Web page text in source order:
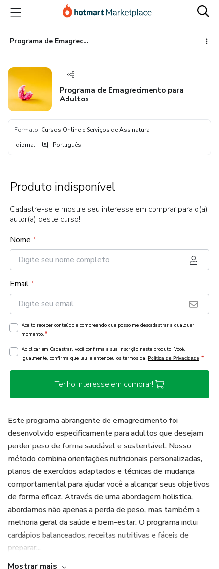
para
conteúdo
principal
para
pagamento
para
rodapé
Programa de Emagrecimento para Adultos
Programa de Emagrecimento para
Adultos
Formato: Cursos Online e Serviços de Assinatura
Idioma: Português
Produto indisponível
Cadastre-se e mostre seu interesse em comprar para o(a)
autor(a) deste curso!
Nome *
Email*
Aceito receber conteúdo e compreendo que posso me descadastrar a qualquer
momento. *
Ao clicar em Cadastrar, você confirma a sua inscrição neste produto. Você,
igualmente, confirma que leu, e entendeu os termos da Política de Privacidade *
Tenho interesse em comprar!
Este programa abrangente de emagrecimento foi
desenvolvido especificamente para adultos que desejam
perder peso de forma saudável e sustentável. Nosso
método combina orientações nutricionais personalizadas,
planos de exercícios adaptados e técnicas de mudança
comportamental para ajudar você a alcançar seus objetivos
de forma eficaz. Através de uma abordagem holística,
abordamos não apenas a perda de peso, mas também a
melhoria geral da saúde e bem-estar. O programa inclui
cardápios balanceados, receitas nutritivas e fáceis de
preparar...
Mostrar mais